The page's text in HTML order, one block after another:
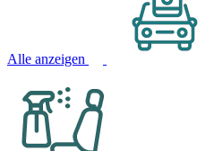
Alle anzeigen